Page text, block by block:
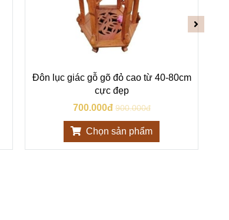
Đôn lục giác gỗ gõ đỏ cao từ 40-80cm
cực đẹp
700.000đ 900.000đ
Chọn sản phẩm